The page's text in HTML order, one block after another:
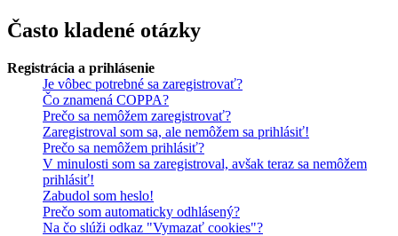
Často kladené otázky
Registrácia a prihlásenie
Je vôbec potrebné sa zaregistrovať?
Čo znamená COPPA?
Prečo sa nemôžem zaregistrovať?
Zaregistroval som sa, ale nemôžem sa prihlásiť!
Prečo sa nemôžem prihlásiť?
V minulosti som sa zaregistroval, avšak teraz sa nemôžem
prihlásiť!
Zabudol som heslo!
Prečo som automaticky odhlásený?
Na čo slúži odkaz "Vymazať cookies"?